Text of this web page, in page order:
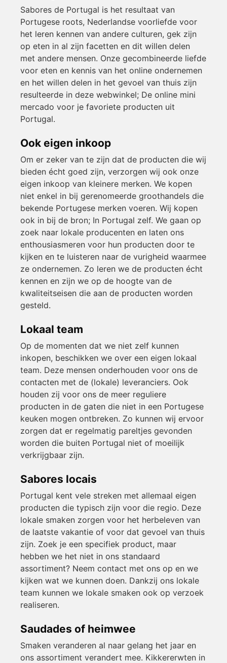
Sabores de Portugal is het resultaat van
Portugese roots, Nederlandse voorliefde voor
het leren kennen van andere culturen, gek zijn
op eten in al zijn facetten en dit willen delen
met andere mensen. Onze gecombineerde liefde
voor eten en kennis van het online ondernemen
en het willen delen in het gevoel van thuis zijn
resulteerde in deze webwinkel; De online mini
mercado voor je favoriete producten uit
Portugal.
Ook eigen inkoop
Om er zeker van te zijn dat de producten die wij
bieden écht goed zijn, verzorgen wij ook onze
eigen inkoop van kleinere merken. We kopen
niet enkel in bij gerenomeerde groothandels die
bekende Portugese merken voeren. Wij kopen
ook in bij de bron; In Portugal zelf. We gaan op
zoek naar lokale producenten en laten ons
enthousiasmeren voor hun producten door te
kijken en te luisteren naar de vurigheid waarmee
ze ondernemen. Zo leren we de producten écht
kennen en zijn we op de hoogte van de
kwaliteitseisen die aan de producten worden
gesteld.
Lokaal team
Op de momenten dat we niet zelf kunnen
inkopen, beschikken we over een eigen lokaal
team. Deze mensen onderhouden voor ons de
contacten met de (lokale) leveranciers. Ook
houden zij voor ons de meer reguliere
producten in de gaten die niet in een Portugese
keuken mogen ontbreken. Zo kunnen wij ervoor
zorgen dat er regelmatig pareltjes gevonden
worden die buiten Portugal niet of moeilijk
verkrijgbaar zijn.
Sabores locais
Portugal kent vele streken met allemaal eigen
producten die typisch zijn voor die regio. Deze
lokale smaken zorgen voor het herbeleven van
de laatste vakantie of voor dat gevoel van thuis
zijn. Zoek je een specifiek product, maar
hebben we het niet in ons standaard
assortiment? Neem contact met ons op en we
kijken wat we kunnen doen. Dankzij ons lokale
team kunnen we lokale smaken ook op verzoek
realiseren.
Saudades of heimwee
Smaken veranderen al naar gelang het jaar en
ons assortiment verandert mee. Kikkererwten in